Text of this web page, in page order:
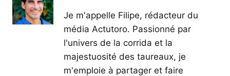
Je m'appelle Filipe, rédacteur du
média Actutoro. Passionné par
l'univers de la corrida et la
majestuosité des taureaux, je
m'emploie à partager et faire